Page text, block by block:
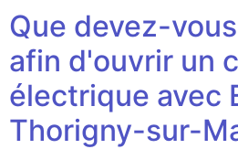
Que devez-
afin d'ouvrir un
électrique avec
Thorigny-sur-